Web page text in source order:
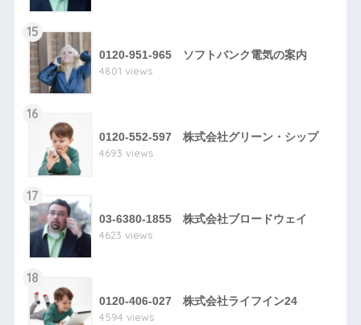
15
0120-951-965 ソフトバンク電気の案内
4801 views
16
0120-552-597 株式会社グリーン・シップ
4693 views
17
03-6380-1855 株式会社ブロードウェイ
4623 views
18
0120-406-027 株式会社ライフイン24
4594 views